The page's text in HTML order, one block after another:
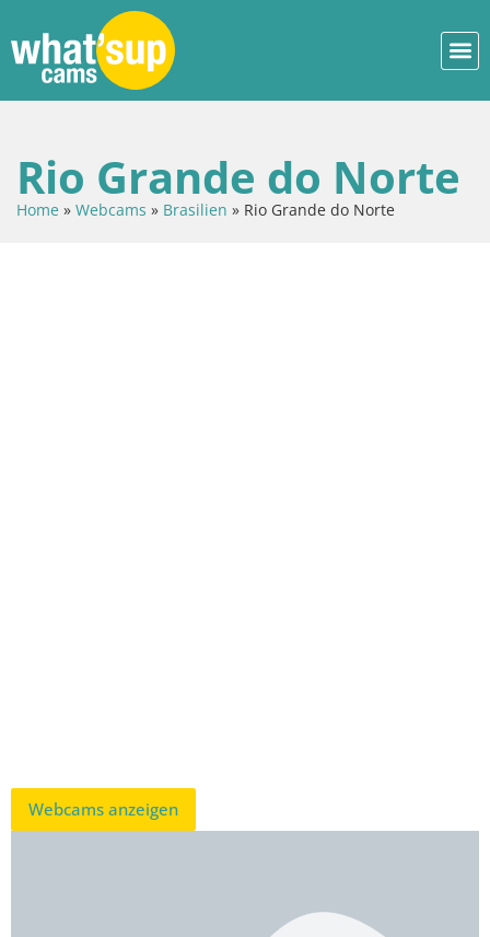
Rio Grande do Norte
Home » Webcams » Brasilien » Rio Grande do Norte
Webcams anzeigen